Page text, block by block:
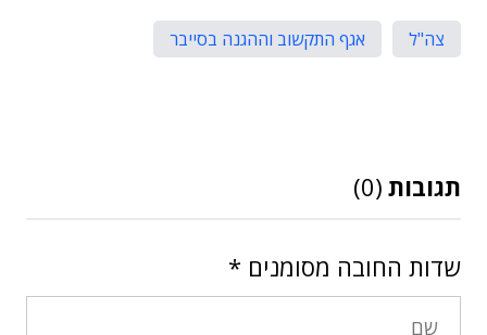
צה"ל אגף התקשוב וההגנה בסייבר
תגובות (0)
שדות החובה מסומנים *